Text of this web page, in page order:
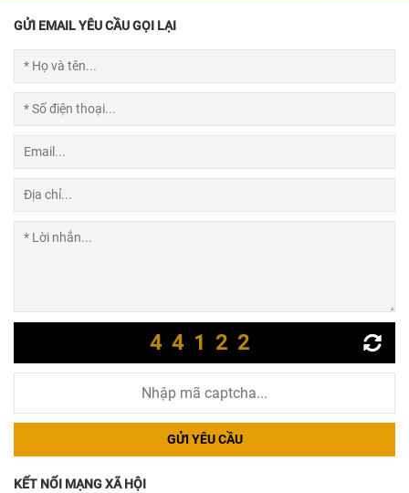
GỬI EMAIL YÊU CẦU GỌI LẠI
44122
GỬI YÊU CẦU
KẾT NỐI MẠNG XÃ HỘI